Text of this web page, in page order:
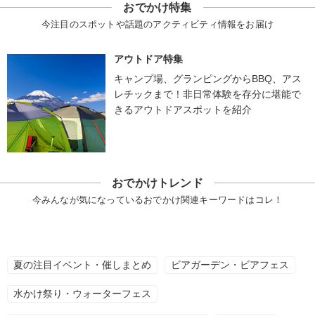
おでかけ特集
今注目のスポットや話題のアクティビティ情報をお届け
アウトドア特集
キャンプ場、グランピングからBBQ、アス
レチックまで！非日常体験を存分に堪能で
きるアウトドアスポットを紹介
おでかけトレンド
今みんなが気になっているおでかけ関連キーワードはコレ！
夏の注目イベント・催しまとめ ビアガーデン・ビアフェス
水かけ祭り・ウォーターフェス